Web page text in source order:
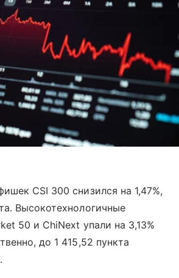
CSI 300 снизился на 1,47%,
Высокотехнологичные
50 и ChiNext упали на 3,13%
до 1 415,52 пункта